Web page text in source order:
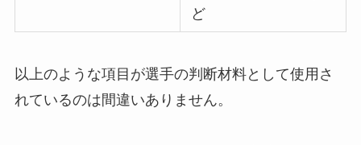
ど
以上のような項目が選手の判断材料として使用さ
れているのは間違いありません。